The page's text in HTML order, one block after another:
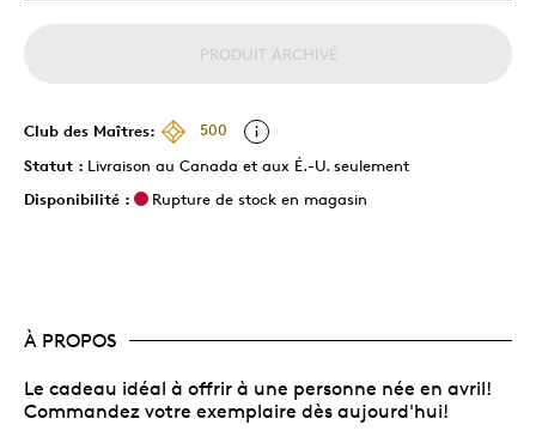
PRODUIT ARCHIVÉ
Club des Maîtres:
500
Statut : Livraison au Canada et aux É.-U. seulement
Disponibilité :
Rupture de stock en magasin
À PROPOS
Le cadeau idéal à offrir à une personne née en avril!
Commandez votre exemplaire dès aujourd'hui!